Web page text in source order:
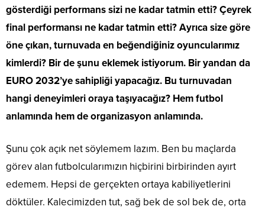
gösterdiği performans sizi ne kadar tatmin etti? Çeyrek
final performansı ne kadar tatmin etti? Ayrıca size göre
öne çıkan, turnuvada en beğendiğiniz oyuncularımız
kimlerdi? Bir de şunu eklemek istiyorum. Bir yandan da
EURO 2032’ye sahipliği yapacağız. Bu turnuvadan
hangi deneyimleri oraya taşıyacağız? Hem futbol
anlamında hem de organizasyon anlamında.
Şunu çok açık net söylemem lazım. Ben bu maçlarda
görev alan futbolcularımızın hiçbirini birbirinden ayırt
edemem. Hepsi de gerçekten ortaya kabiliyetlerini
döktüler. Kalecimizden tut, sağ bek de sol bek de, orta